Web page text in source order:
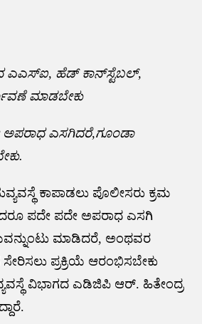
ಎಎಸ್‌ಐ, ಹೆಡ್‌ ಕಾನ್‌ಸ್ಟೆಬಲ್,
ಮಾಡಬೇಕು
ಎಸಗಿದರೆ,ಗೂಂಡಾ
ಕಾಪಾಡಲು ಪೊಲೀಸರು ಕ್ರಮ
ಪದೇ ಪದೇ ಅಪರಾಧ ಎಸಗಿ
ಮಾಡಿದರೆ, ಅಂಥವರ
ಪ್ರಕ್ರಿಯೆ ಆರಂಭಿಸಬೇಕು
ವಿಭಾಗದ ಎಡಿಜಿಪಿ ಆರ್‌. ಹಿತೇಂದ್ರ